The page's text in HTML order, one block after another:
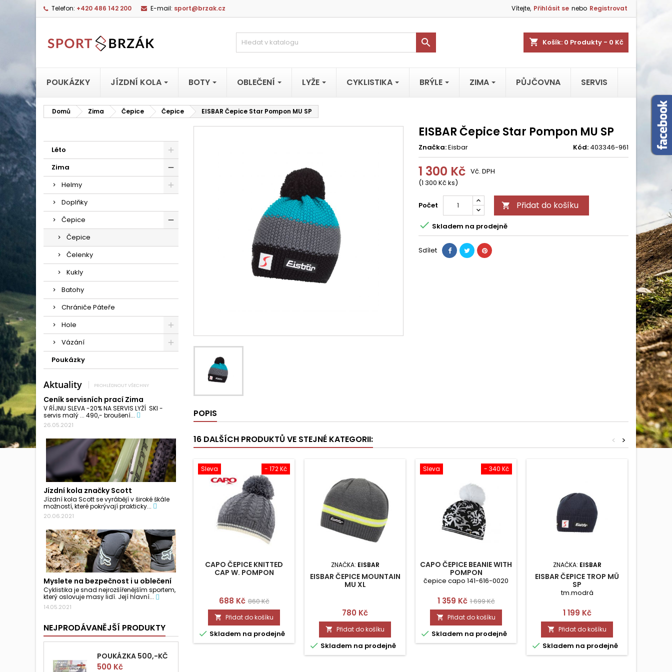
Telefon: +420 486 142 200 E-mail: sport@brzak.cz Vítejte, Přihlásit se nebo Registrovat
shopping_cart Košík: 0 Produkty - 0 Kč

POUKÁZKY JÍZDNÍ KOLA BOTY OBLEČENÍ LYŽE CYKLISTIKA BRÝLE ZIMA PŮJČOVNA SERVIS
Domů Zima Čepice Čepice EISBAR Čepice Star Pompon MU SP
Léto
Zima
Helmy
Doplňky
Čepice
Čepice
Čelenky
Kukly
Batohy
Chrániče Páteře
Hole
Vázání
Poukázky
Aktuality PROHLÉDNOUT VŠECHNY
Ceník servisních prací Zima
V ŘÍJNU SLEVA -20% NA SERVIS LYŽÍ SKI -
servis malý ... 490,- broušení...
26.05.2021
Jízdní kola značky Scott
Jízdní kola Scott se vyrábějí v široké škále
možností, které pokrývají prakticky...
20.06.2021
Myslete na bezpečnost i u oblečení
Cyklistika je snad nejrozšířenějším sportem,
který oslovuje masy lidí. Její hlavní...
14.05.2021
NEJPRODÁVANĚJŠÍ PRODUKTY
POUKÁZKA 500,-KČ
Cena
500 Kč
EISBAR Čepice Star Pompon MU SP
Značka:Eisbar Kód: 403346-961
1 300 Kč
(1 300 Kč ks)
Vč. DPH
Počet  Přidat do košíku
 Skladem na prodejně
Sdílet
POPIS
16 DALŠÍCH PRODUKTŮ VE STEJNÉ KATEGORII: >
<
- 172 Kč
Sleva
CAPO ČEPICE KNITTED
CAP W. POMPON
Cena
688 Kč Běžná
cena
860 Kč
 Přidat do košíku
 Skladem na prodejně
ZNAČKA: EISBAR
EISBAR ČEPICE MOUNTAIN
MU XL
Cena
780 Kč
 Přidat do košíku
 Skladem na prodejně
- 340 Kč
Sleva
CAPO ČEPICE BEANIE WITH
POMPON
čepice capo 141-616-0020
Cena
1 359 Kč Běžná
cena
1 699 Kč
 Přidat do košíku
 Skladem na prodejně
ZNAČKA: EISBAR
EISBAR ČEPICE TROP MÜ
SP
tm.modrá
Cena
1 199 Kč
 Přidat do košíku
 Skladem na prodejně